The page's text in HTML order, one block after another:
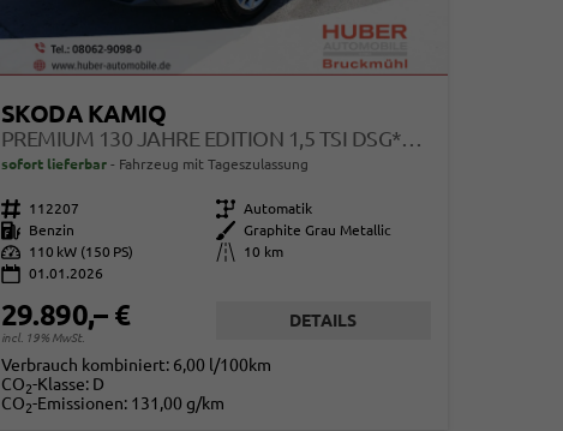
SKODA KAMIQ
PREMIUM 130 JAHRE EDITION 1,5 TSI DSG*AHK-SCHWENKBAR*PDC*LED*KAMERA*SHZ*TEMPOMAT
sofort lieferbar Fahrzeug mit Tageszulassung
Fahrzeugnr. 112207 Getriebe Automatik
Kraftstoff
Benzin Außenfarbe
Graphite Grau Metallic
Leistung
110 kW (150 PS) Kilometerstand
10 km
01.01.2026
29.890,– €
incl. 19% MwSt.
DETAILS
Verbrauch kombiniert: 6,00 l/100km
CO2-Klasse: D
CO2-Emissionen: 131,00 g/km